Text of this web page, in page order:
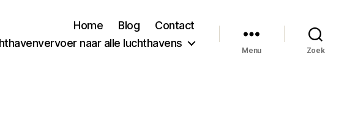
Home Blog
Contact
naar alle luchthavens
Menu Zoek